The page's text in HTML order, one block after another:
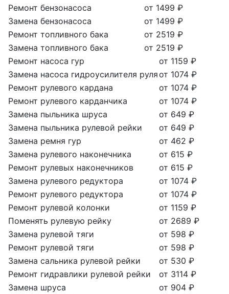
Ремонт бензонасоса
от 1499 ₽
Замена бензонасоса
от 1499 ₽
Ремонт топливного бака
от 2519 ₽
Замена топливного бака
от 2519 ₽
Ремонт насоса гур
от 1159 ₽
Замена насоса гидроусилителя руляот 1074 ₽
Ремонт рулевого кардана
от 1074 ₽
Ремонт рулевого карданчика
от 1074 ₽
Замена пыльника шруса
от 649 ₽
Замена пыльника рулевой рейки
от 649 ₽
Замена ремня гур
от 462 ₽
Замена рулевого наконечника
от 615 ₽
Ремонт рулевых наконечников
от 615 ₽
Замена рулевого редуктора
от 1074 ₽
Ремонт рулевого редуктора
от 1074 ₽
Ремонт рулевой колонки
от 1159 ₽
Поменять рулевую рейку
от 2689 ₽
Замена рулевой тяги
от 598 ₽
Ремонт рулевой тяги
от 598 ₽
Замена сальника рулевой рейки
от 530 ₽
Ремонт гидравлики рулевой рейки
от 3114 ₽
Замена шруса
от 904 ₽